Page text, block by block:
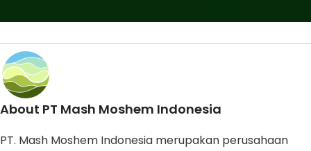
About PT Mash Moshem Indonesia
PT. Mash Moshem Indonesia merupakan perusahaan